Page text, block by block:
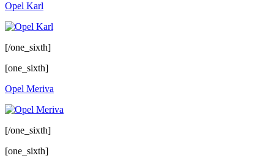
Opel Karl
[/one_sixth]
[one_sixth]
Opel Meriva
[/one_sixth]
[one_sixth]